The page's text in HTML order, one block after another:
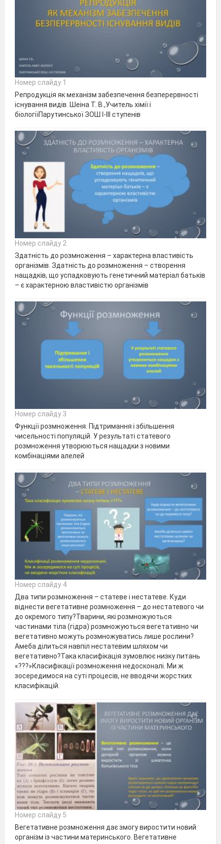
Номер слайду 1
Репродукція як механізм забезпечення безперервності
існування видів. Шеіна Т. В.,Учитель хімії і
біологіїПарутинської ЗОШ І-ІІІ ступенів
Номер слайду 2
Здатність до розмноження – характерна властивість
організмів. Здатність до розмноження – створення
нащадків, що успадковують генетичний матеріал батьків
– є характерною властивістю організмів
Номер слайду 3
Функції розмноження. Підтримання і збільшення
чисельності популяцій. У результаті статевого
розмноження утворюються нащадки з новими
комбінаціями алелей
Номер слайду 4
Два типи розмноження – статеве і нестатеве. Куди
віднести вегетативне розмноження – до нестатевого чи
до окремого типу?Тварини, які розмножуються
частинами тіла (гідра) розмножуються вегетативно чи
вегетативно можуть розмножуватись лише рослини?
Амеба ділиться навпіл нестатевим шляхом чи
вегетативно?Така класифікація зумовлює низку питань
«???»Класифікації розмноження недосконалі. Ми ж
зосередимося на суті процесів, не вводячи жорстких
класифікацій.
Номер слайду 5
Вегетативне розмноження дає змогу виростити новий
організм із частини материнського. Вегетативне